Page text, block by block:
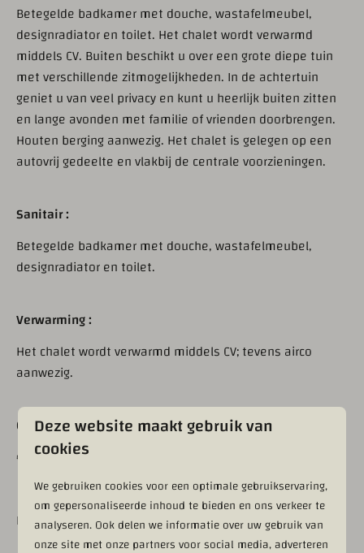
Betegelde badkamer met douche, wastafelmeubel,
designradiator en toilet. Het chalet wordt verwarmd
middels CV. Buiten beschikt u over een grote diepe tuin
met verschillende zitmogelijkheden. In de achtertuin
geniet u van veel privacy en kunt u heerlijk buiten zitten
en lange avonden met familie of vrienden doorbrengen.
Houten berging aanwezig. Het chalet is gelegen op een
autovrij gedeelte en vlakbij de centrale voorzieningen.
Sanitair :
Betegelde badkamer met douche, wastafelmeubel,
designradiator en toilet.
Verwarming :
Het chalet wordt verwarmd middels CV; tevens airco
aanwezig.
Overige :
€ 1000,= éénmalige bijdrage.
Inboedel en aanvaarding in overleg
Deze website maakt gebruik van
cookies
We gebruiken cookies voor een optimale gebruikservaring,
om gepersonaliseerde inhoud te bieden en ons verkeer te
analyseren. Ook delen we informatie over uw gebruik van
onze site met onze partners voor social media, adverteren